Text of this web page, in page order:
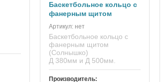
Баскетбольное кольцо с
фанерным щитом
Артикул: нет
Баскетбольное кольцо с
фанерным щитом
(Солнышко)
Д 380мм и Д 500мм.
Производитель: